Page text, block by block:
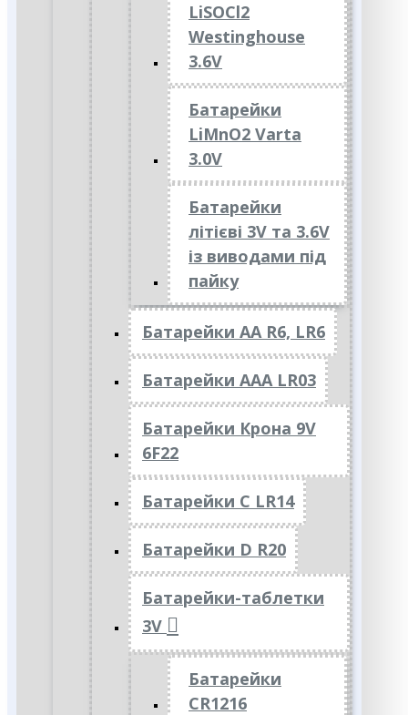
LiSOCl2
Westinghouse
3.6V
Батарейки
LiMnO2 Varta
3.0V
Батарейки
літієві 3V та 3.6V
із виводами під
пайку
Батарейки АА R6, LR6
Батарейки АAА LR03
Батарейки Крона 9V
6F22
Батарейки C LR14
Батарейки D R20
Батарейки-таблетки
3V
Батарейки
CR1216